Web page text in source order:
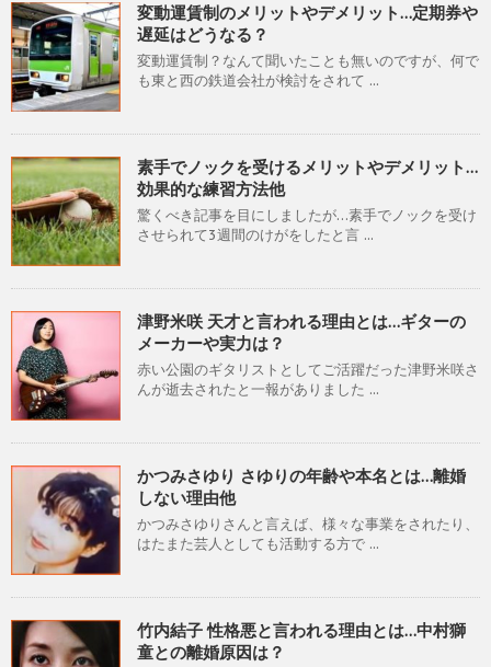
変動運賃制のメリットやデメリット…定期券や
遅延はどうなる？
変動運賃制？なんて聞いたことも無いのですが、何で
も東と西の鉄道会社が検討をされて ...
素手でノックを受けるメリットやデメリット…
効果的な練習方法他
驚くべき記事を目にしましたが…素手でノックを受け
させられて3週間のけがをしたと言 ...
津野米咲 天才と言われる理由とは…ギターの
メーカーや実力は？
赤い公園のギタリストとしてご活躍だった津野米咲さ
んが逝去されたと一報がありました ...
かつみさゆり さゆりの年齢や本名とは…離婚
しない理由他
かつみさゆりさんと言えば、様々な事業をされたり、
はたまた芸人としても活動する方で ...
竹内結子 性格悪と言われる理由とは…中村獅
童との離婚原因は？